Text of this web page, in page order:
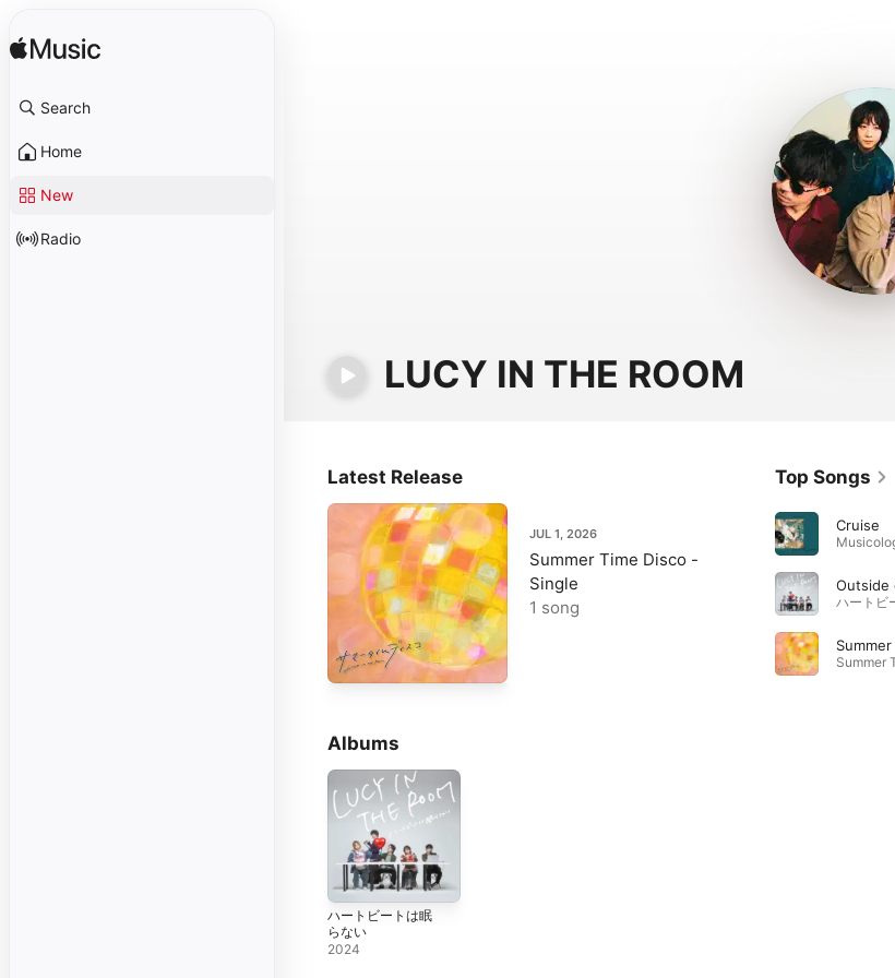
Search
Home
New
Radio
LUCY IN THE ROOM
Latest Release
JUL 1, 2026
Summer Time Disco -
Single
1 song
Top Songs
Cruise
Outside
ハートビ
Albums
ハートビートは眠
らない
2024